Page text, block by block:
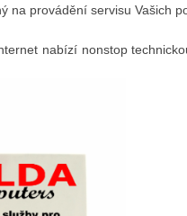
na provádění servisu Vašich
nabízí nonstop